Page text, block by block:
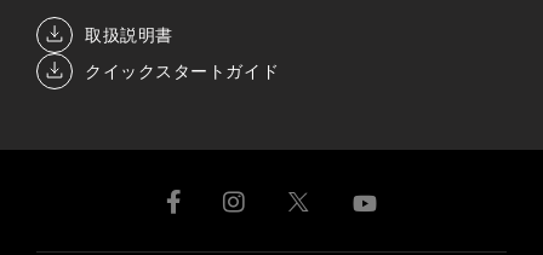
取扱説明書
クイックスタートガイド